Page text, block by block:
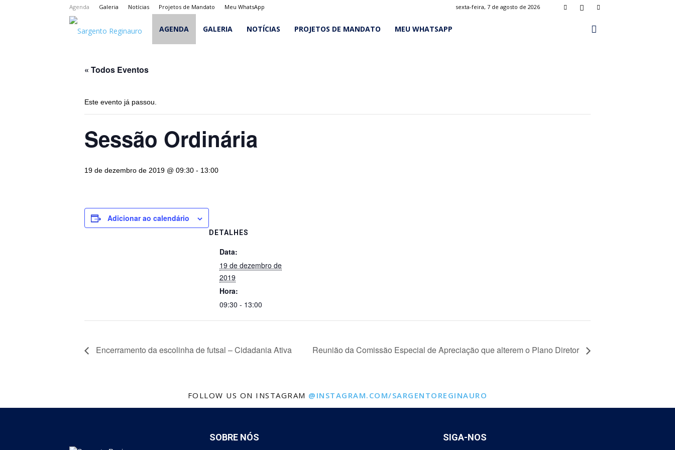
Agenda Galeria Notícias Projetos de Mandato Meu WhatsApp sexta-feira, 7 de agosto de 2026
Sargento
AGENDA GALERIA NOTÍCIAS PROJETOS DE MANDATO MEU WHATSAPP
« Todos Eventos
Este evento já passou.
Sessão Ordinária
19 de dezembro de 2019 @ 09:30 - 13:00
Adicionar ao calendário
DETALHES
Data:
19 de dezembro de
2019
Hora:
09:30 - 13:00
Encerramento da escolinha de futsal – Cidadania Ativa Reunião da Comissão Especial de Apreciação que alterem o Plano Diretor
FOLLOW US ON INSTAGRAM @INSTAGRAM.COM/SARGENTOREGINAURO
SOBRE NÓS SIGA-NOS